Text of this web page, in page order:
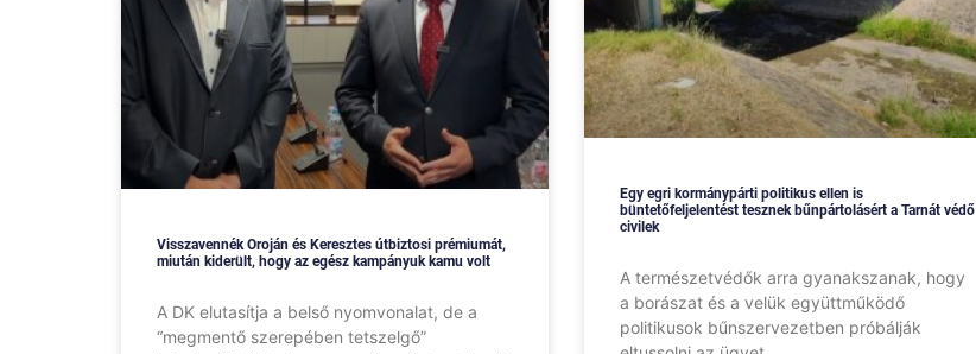
Visszavennék Oroján és Keresztes útbiztosi prémiumát,
miután kiderült, hogy az egész kampányuk kamu volt
A DK elutasítja a belső nyomvonalat, de a
“megmentő szerepében tetszelgő”
Egy egri kormánypárti politikus ellen is
büntetőfeljelentést tesznek bűnpártolásért a Tarnát védő
civilek
A természetvédők arra gyanakszanak, hogy
a borászat és a velük együttműködő
politikusok bűnszervezetben próbálják